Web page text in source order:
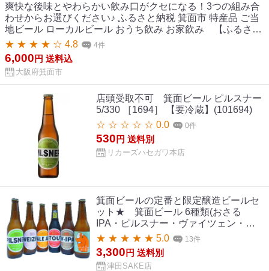
爽快な後味とやわらかい飲み口がクセになる！3つの組み合
わせからお選びください♪ ふるさと納税 箕面市 特産品 ご当
地ビール ローカルビール おうち飲み お家飲み 【ふるさと
納税】＜選べる3セット＞お試し！箕面ビール3本セット
(330ml×3本) クラフトビール 地ビール ご当地ビール 家飲み
おうち飲み お試し 飲み比べ ギフト 金賞 おしゃれ クラフト
誕生日 スタウト ペールエール ピルスナー IPA【m01-14】
【箕面ビール】
★ ★ ★ ★ ☆ 4.8 4件
6,000 円 送料込
大阪府箕面市
店頭受取不可 箕面ビール ピルスナー
5/330 ［1694］ 【要冷蔵】(101694)
☆ ☆ ☆ ☆ ☆ 0.0
0件
530 円 送料別
リカーズハセガワ本店
箕面ビールの定番と限定醸造ビールセ
ット★ 箕面ビール 6種類(おさる
IPA・ピルスナー・ヴァイツェン・ペ
ールエール・スタウト＆W-IPA) 330ml
飲み比べセット 【要冷蔵商品】【大
阪】【クラフトビール】
★ ★ ★ ★ ★ 5.0 13件
3,300 円 送料別
津田SAKE店